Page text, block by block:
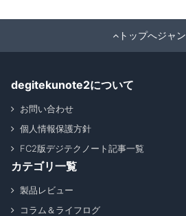
トップへジャ
degitekunote2について
お問い合わせ
個人情報保護方針
FC2版デジテクノート記事一覧
カテゴリ一覧
製品レビュー
コラム＆ライフログ